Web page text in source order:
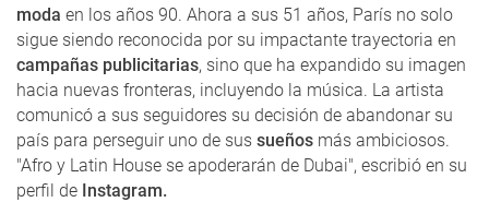
moda en los años 90. Ahora a sus 51 años, París no solo
sigue siendo reconocida por su impactante trayectoria en
campañas publicitarias, sino que ha expandido su imagen
hacia nuevas fronteras, incluyendo la música. La artista
comunicó a sus seguidores su decisión de abandonar su
país para perseguir uno de sus sueños más ambiciosos.
"Afro y Latin House se apoderarán de Dubai", escribió en su
perfil de Instagram.